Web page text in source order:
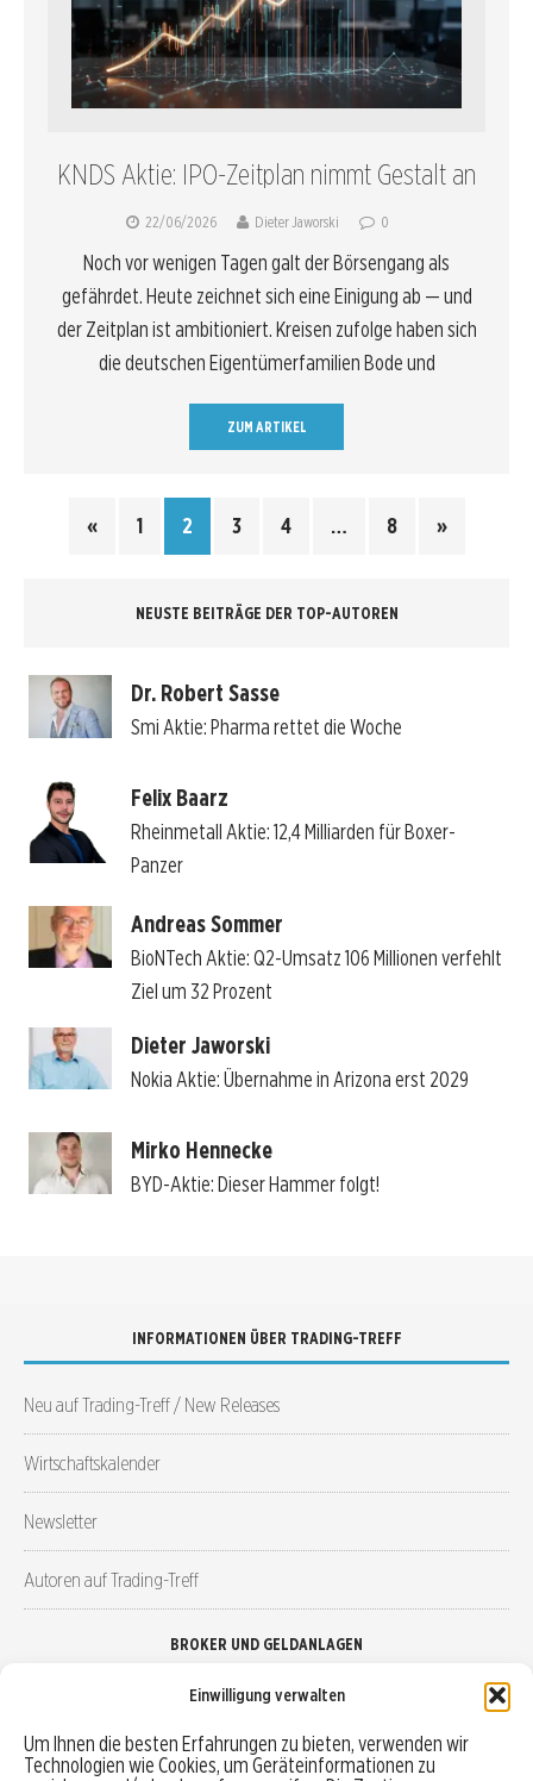
Einwilligung verwalten
Um Ihnen die besten Erfahrungen zu bieten, verwenden wir
Technologien wie Cookies, um Geräteinformationen zu
KNDS Aktie: IPO-Zeitplan nimmt Gestalt an
22/06/2026 Dieter Jaworski 0
Noch vor wenigen Tagen galt der Börsengang als
gefährdet. Heute zeichnet sich eine Einigung ab — und
der Zeitplan ist ambitioniert. Kreisen zufolge haben sich
die deutschen Eigentümerfamilien Bode und
ZUM ARTIKEL
« 1 2 3 4 … 8 »
NEUSTE BEITRÄGE DER TOP-AUTOREN
Dr. Robert Sasse
Smi Aktie: Pharma rettet die Woche
Felix Baarz
Rheinmetall Aktie: 12,4 Milliarden für Boxer-
Panzer
Andreas Sommer
BioNTech Aktie: Q2-Umsatz 106 Millionen verfehlt
Ziel um 32 Prozent
Dieter Jaworski
Nokia Aktie: Übernahme in Arizona erst 2029
Mirko Hennecke
BYD-Aktie: Dieser Hammer folgt!
INFORMATIONEN ÜBER TRADING-TREFF
Neu auf Trading-Treff / New Releases
Wirtschaftskalender
Newsletter
Autoren auf Trading-Treff
BROKER UND GELDANLAGEN
Robo-Advisor vergleichen